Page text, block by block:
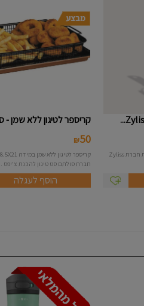
מועך תפו"א אקולוגי חזק במיוחד תוצרת חברת Zyliss
קריספר לטיגון ללא שמן -
50
₪
חברת סולתם סט טיגון להכנת צ'יפס ...
הוסף לעגלה